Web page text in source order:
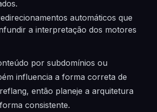
automáticos que
a interpretação dos motores
por subdomínios ou
influencia a forma correta de
então planeje a arquitetura
consistente.